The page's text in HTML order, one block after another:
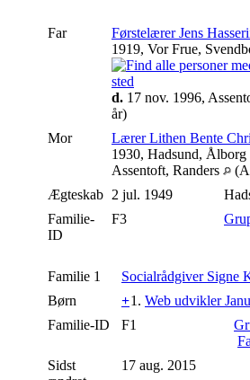
Far Førstelærer Jens
1919, Vor Frue,
d. 17 nov. 1996,
år)
Mor
Lærer Lithen Bente
1930, Hadsund, Ålborg
Assentoft, Randers
Ægteskab 2 jul. 1949
Familie-
ID
F3
Familie 1
Socialrådgiver Signe
Børn
+1. Web udvikler
Familie-ID
F1
Sidst
17 aug. 2015